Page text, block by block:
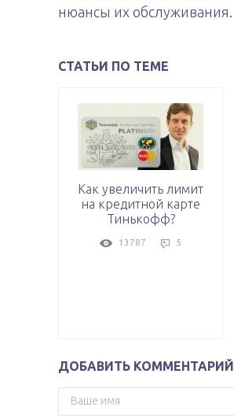
нюансы их обслуживания.
СТАТЬИ ПО ТЕМЕ
Как увеличить лимит
на кредитной карте
Тинькофф?
13787 5
ДОБАВИТЬ КОММЕНТАРИЙ